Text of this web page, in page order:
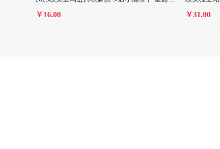
￥16.00 ￥31.00